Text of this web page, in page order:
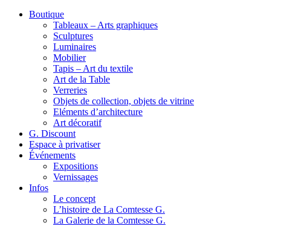
Boutique
Tableaux – Arts graphiques
Sculptures
Luminaires
Mobilier
Tapis – Art du textile
Art de la Table
Verreries
Objets de collection, objets de vitrine
Eléments d’architecture
Art décoratif
G. Discount
Espace à privatiser
Événements
Expositions
Vernissages
Infos
Le concept
L’histoire de La Comtesse G.
La Galerie de la Comtesse G.